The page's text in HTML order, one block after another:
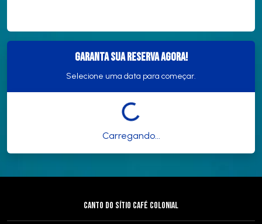
Garanta sua reserva agora!
Selecione uma data para começar.
Carregando...
CANTO DO SÍTIO CAFÉ COLONIAL